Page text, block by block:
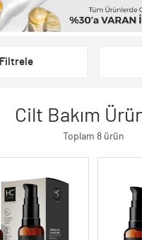
Filtrele
Cilt Bakım
Toplam 8 ürün